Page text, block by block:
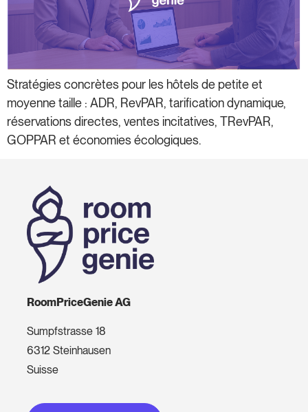
Stratégies concrètes pour les hôtels de petite et
moyenne taille : ADR, RevPAR, tarification dynamique,
réservations directes, ventes incitatives, TRevPAR,
GOPPAR et économies écologiques.
RoomPriceGenie AG
Sumpfstrasse 18
6312 Steinhausen
Suisse